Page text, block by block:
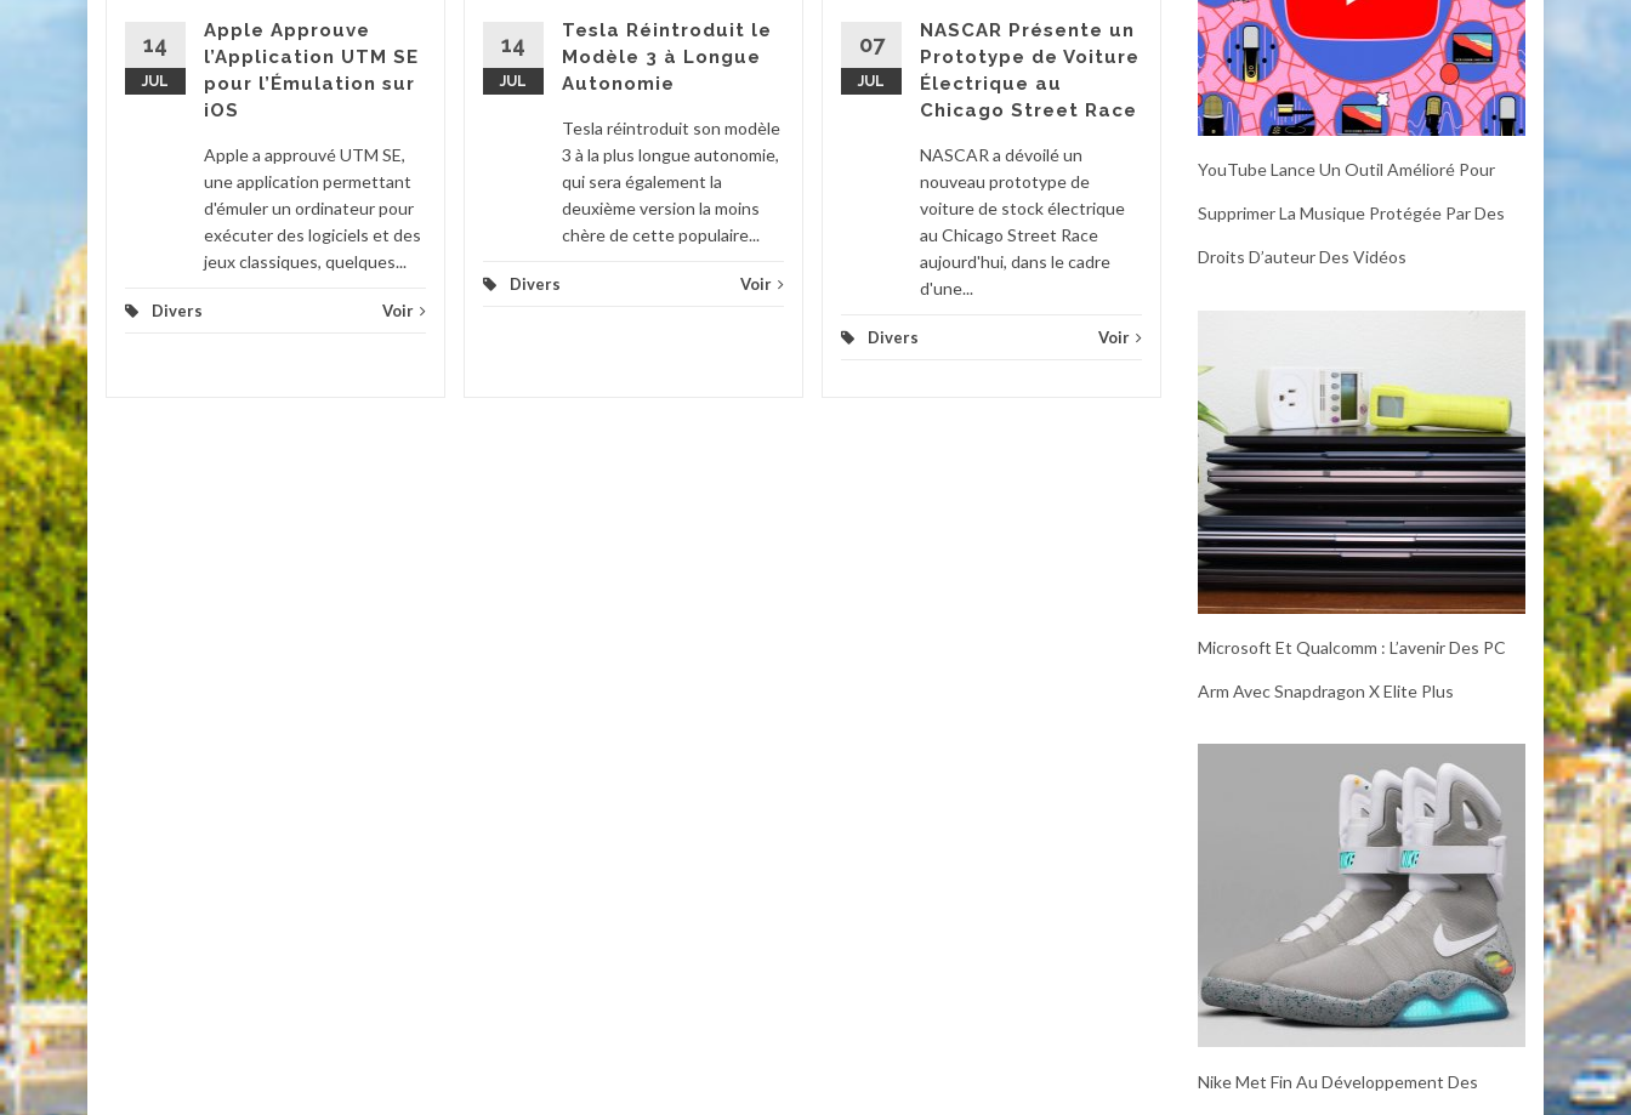
14
JUL
Apple Approuve
l’Application UTM SE
pour l’Émulation sur
iOS
Apple a approuvé UTM SE,
une application permettant
d'émuler un ordinateur pour
exécuter des logiciels et des
jeux classiques, quelques...
Divers Voir
14
JUL
Tesla Réintroduit le
Modèle 3 à Longue
Autonomie
Tesla réintroduit son modèle
3 à la plus longue autonomie,
qui sera également la
deuxième version la moins
chère de cette populaire...
Divers Voir
07
JUL
NASCAR Présente un
Prototype de Voiture
Électrique au
Chicago Street Race
NASCAR a dévoilé un
nouveau prototype de
voiture de stock électrique
au Chicago Street Race
aujourd'hui, dans le cadre
d'une...
Divers Voir
maison intelligente peuvent
être considérés comme
essentiels. Un thermostat
peut vous faire économiser
de...
Divers Voir
YouTube Lance Un Outil Amélioré Pour
Supprimer La Musique Protégée Par Des
Droits D’auteur Des Vidéos
Microsoft Et Qualcomm : L’avenir Des PC
Arm Avec Snapdragon X Elite Plus
Nike Met Fin Au Développement Des